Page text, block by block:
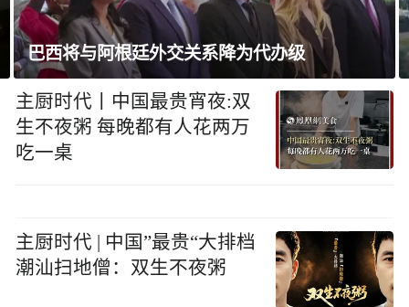
巴西将与阿根廷外交关系降为代办级
主厨时代丨中国最贵宵夜:双
生不夜粥 每晚都有人花两万
吃一桌
主厨时代 | 中国”最贵“大排档
潮汕扫地僧：双生不夜粥